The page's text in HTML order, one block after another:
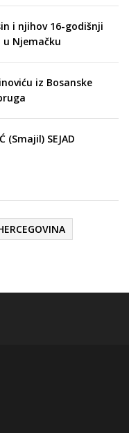
i njihov 16-godišnji
Njemačku
iz Bosanske
(Smajil) SEJAD